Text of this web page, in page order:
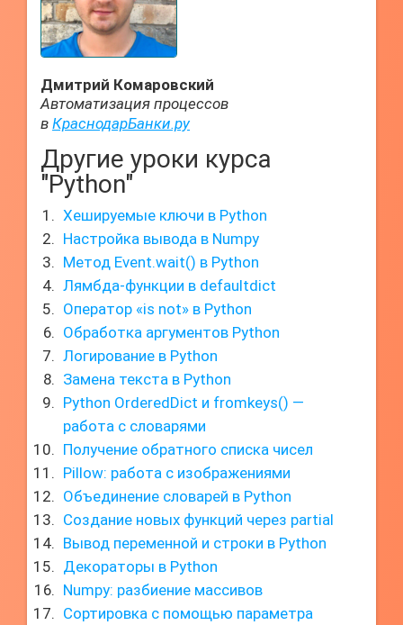
Дмитрий Комаровский
Автоматизация процессов
в КраснодарБанки.ру
Другие уроки курса
"Python"
Хешируемые ключи в Python
Настройка вывода в Numpy
Метод Event.wait() в Python
Лямбда-функции в defaultdict
Оператор «is not» в Python
Обработка аргументов Python
Логирование в Python
Замена текста в Python
Python OrderedDict и fromkeys() —
работа с словарями
Получение обратного списка чисел
Pillow: работа с изображениями
Объединение словарей в Python
Создание новых функций через partial
Вывод переменной и строки в Python
Декораторы в Python
Numpy: разбиение массивов
Сортировка с помощью параметра